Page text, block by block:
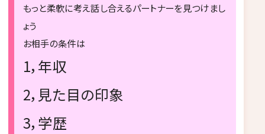
もっと柔軟に考え話し合えるパートナーを見つけまし
ょう
お相手の条件は
1，年収
2，見た目の印象
3，学歴